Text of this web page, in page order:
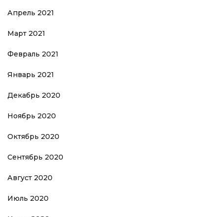
Апрель 2021
Март 2021
Февраль 2021
Январь 2021
Декабрь 2020
Ноябрь 2020
Октябрь 2020
Сентябрь 2020
Август 2020
Июль 2020